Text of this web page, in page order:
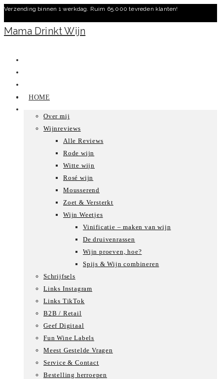
Ga
naar
inhoud
Verzending binnen 1 werkdag. Ruim 65.000 tevreden klanten!
Mama Drinkt Wijn
HOME
Over mij
Wijnreviews
Alle Reviews
Rode wijn
Witte wijn
Rosé wijn
Mousserend
Zoet & Versterkt
Wijn Weetjes
Vinificatie – maken van wijn
De druivenrassen
Wijn proeven, hoe?
Spijs & Wijn combineren
Schrijfsels
Links Instagram
Links TikTok
B2B / Retail
Geef Digitaal
Fun Wine Labels
Meest Gestelde Vragen
Service & Contact
Bestelling herroepen